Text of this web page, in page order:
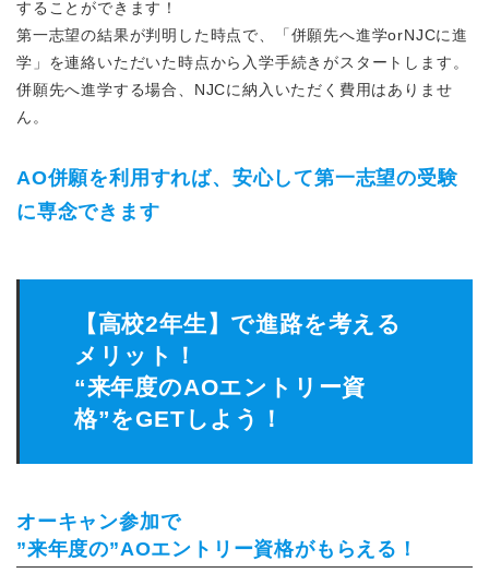
することができます！
第一志望の結果が判明した時点で、「併願先へ進学orNJCに進
学」を連絡いただいた時点から入学手続きがスタートします。
併願先へ進学する場合、NJCに納入いただく費用はありませ
ん。
AO併願を利用すれば、安心して第一志望の受験
に専念できます
【高校2年生】で進路を考える
メリット！
“来年度のAOエントリー資
格”をGETしよう！
オーキャン参加で
”来年度の”AOエントリー資格がもらえる！